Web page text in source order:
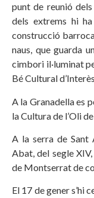
punt de reunió dels
dels extrems hi
construcció
naus, que guarda
cimbori il·luminat
Bé Cultural
A la Granadella es
la Cultura de l’Oli
A la serra de Sant
Abat, del segle
de Montserrat de
El 17 de gener s’hi